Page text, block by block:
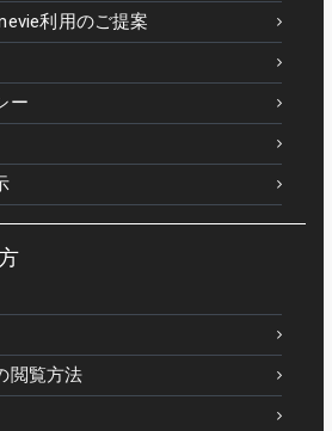
利用のご提案
ー
閲覧方法